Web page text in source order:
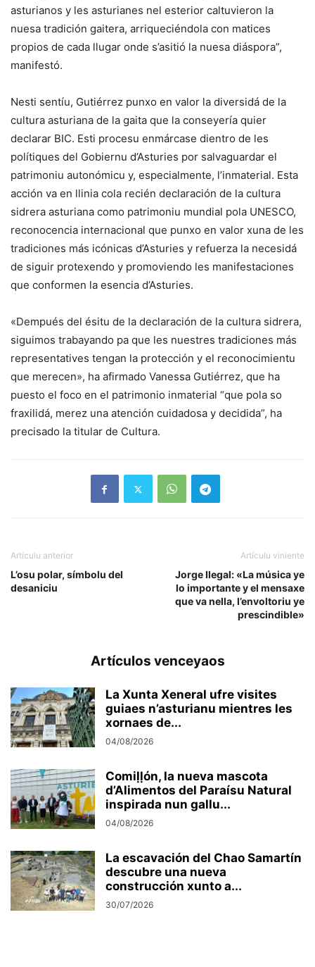
asturianos y les asturianes nel esterior caltuvieron la
nuesa tradición gaitera, arriqueciéndola con matices
propios de cada llugar onde s’asitió la nuesa diáspora”,
manifestó.
Nesti sentíu, Gutiérrez punxo en valor la diversidá de la
cultura asturiana de la gaita que la conseyería quier
declarar BIC. Esti procesu enmárcase dientro de les
polítiques del Gobiernu d’Asturies por salvaguardar el
patrimoniu autonómicu y, especialmente, l’inmaterial. Esta
acción va en llinia cola recién declaración de la cultura
sidrera asturiana como patrimoniu mundial pola UNESCO,
reconocencia internacional que punxo en valor xuna de les
tradiciones más icónicas d’Asturies y refuerza la necesidá
de siguir protexendo y promoviendo les manifestaciones
que conformen la esencia d’Asturies.
«Dempués del ésitu de la declaración de la cultura sidrera,
siguimos trabayando pa que les nuestres tradiciones más
representatives tengan la protección y el reconocimientu
que merecen», ha afirmado Vanessa Gutiérrez, que ha
puesto el foco en el patrimonio inmaterial “que pola so
fraxilidá, merez una atención cuidadosa y decidida”, ha
precisado la titular de Cultura.
Artículu anterior
L’osu polar, símbolu del
desaniciu
Artículu viniente
Jorge Ilegal: «La música ye
lo importante y el mensaxe
que va nella, l’envoltoriu ye
prescindible»
Artículos venceyaos
La Xunta Xeneral ufre visites
guiaes n’asturianu mientres les
xornaes de...
04/08/2026
Comiḷḷón, la nueva mascota
d’Alimentos del Paraísu Natural
inspirada nun gallu...
04/08/2026
La escavación del Chao Samartín
descubre una nueva
construcción xunto a...
30/07/2026